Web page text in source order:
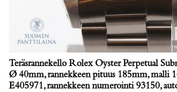
Teräsrannekello Rolex Oyster Perpetual
Ø 40mm, rannekkeen pituus 185mm, malli
E405971, rannekkeen numerointi 93150,